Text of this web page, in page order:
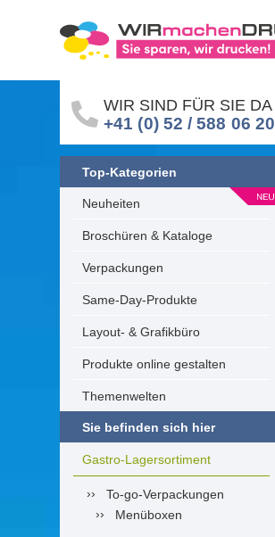
WIR SIND FÜR SIE DA
+41 (0) 52 / 588 06 20
Top-Kategorien
Neuheiten
Broschüren & Kataloge
Verpackungen
Same-Day-Produkte
Layout- & Grafikbüro
Produkte online gestalten
Themenwelten
Sie befinden sich hier
Gastro-Lagersortiment
To-go-Verpackungen
Menüboxen